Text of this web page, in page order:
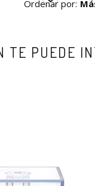
Ordenar por:
TE PUEDE